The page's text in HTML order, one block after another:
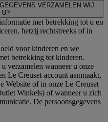
VERZAMELEN WIJ
U?
met betrekking tot u en
hetzij rechtstreeks of in
voor kinderen en we
betrekking tot kinderen.
verzamelen wanneer u onze
Le Creuset-account aanmaakt,
Website of in onze Le Creuset
Winkels) of wanneer u zich
De persoonsgegevens